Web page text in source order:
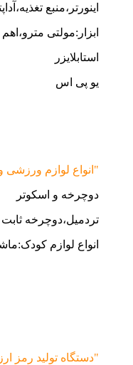
اینورتر،منبع
ابزار:مولتی مترو،اهم
استابلایزر
یو پی اس
"انواع لوازم ورزشی
دوچرخه و اسکوتر
تردمیل،دوچرخه
انواع لوازم
"دستگاه تولید رمز